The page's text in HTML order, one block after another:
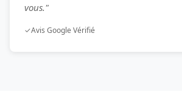
vous."
✓Avis Google Vérifié